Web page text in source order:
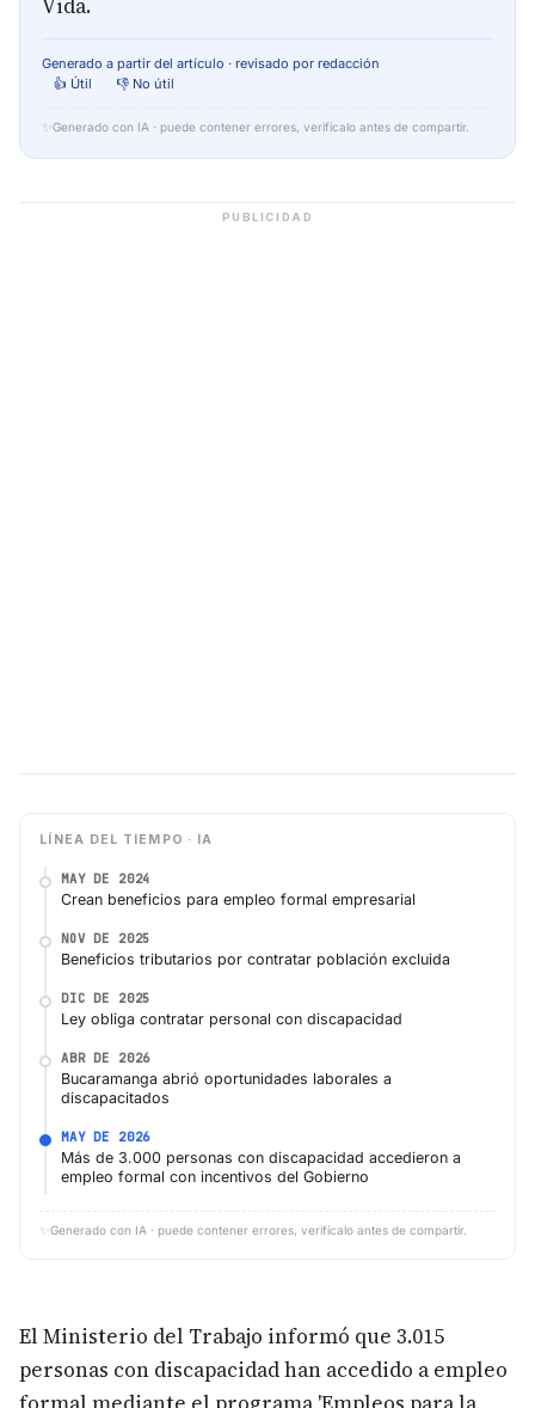
Vida.
Generado a partir del artículo · revisado por redacción
👍 Útil
👎 No útil
✨ Generado con IA · puede contener errores, verifícalo antes de compartir.
PUBLICIDAD
LÍNEA DEL TIEMPO · IA
MAY DE 2024
Crean beneficios para empleo formal empresarial
NOV DE 2025
Beneficios tributarios por contratar población excluida
DIC DE 2025
Ley obliga contratar personal con discapacidad
ABR DE 2026
Bucaramanga abrió oportunidades laborales a
discapacitados
MAY DE 2026
Más de 3.000 personas con discapacidad accedieron a
empleo formal con incentivos del Gobierno
✨ Generado con IA · puede contener errores, verifícalo antes de compartir.
El Ministerio del Trabajo informó que 3.015
personas con discapacidad han accedido a empleo